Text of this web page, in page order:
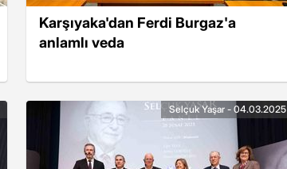
Karşıyaka'dan Ferdi Burgaz'a
anlamlı veda
Selçuk Yaşar - 04.03.2025